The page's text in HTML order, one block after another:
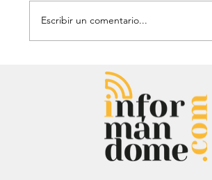
Estatua de John Lennon,
Carlos Lehder, regresó
reabrió debate sobre
narcotráfico
Escribir un comentario...